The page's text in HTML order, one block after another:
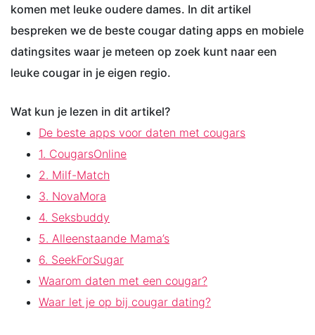
komen met leuke oudere dames. In dit artikel
bespreken we de beste cougar dating apps en mobiele
datingsites waar je meteen op zoek kunt naar een
leuke cougar in je eigen regio.
Wat kun je lezen in dit artikel?
De beste apps voor daten met cougars
1. CougarsOnline
2. Milf-Match
3. NovaMora
4. Seksbuddy
5. Alleenstaande Mama’s
6. SeekForSugar
Waarom daten met een cougar?
Waar let je op bij cougar dating?